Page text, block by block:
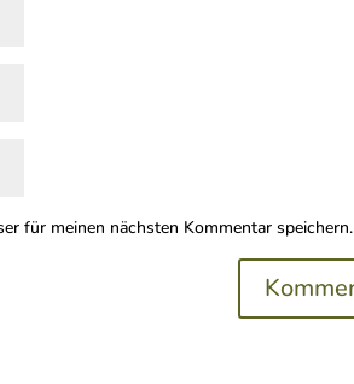
für meinen nächsten Kommentar speichern.